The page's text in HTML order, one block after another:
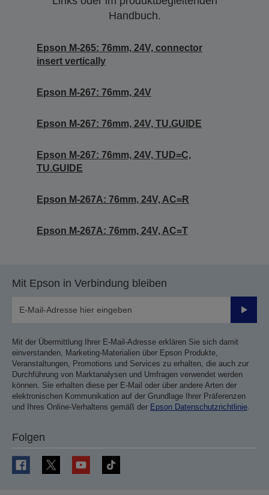
Handbuch.
Epson M-265: 76mm, 24V, connector
insert vertically
Epson M-267: 76mm, 24V
Epson M-267: 76mm, 24V, TU.GUIDE
Epson M-267: 76mm, 24V, TUD=C,
TU.GUIDE
Epson M-267A: 76mm, 24V, AC=R
Epson M-267A: 76mm, 24V, AC=T
Mit Epson in Verbindung bleiben
Mit der Übermittlung Ihrer E-Mail-Adresse erklären Sie sich damit
einverstanden, Marketing-Materialien über Epson Produkte,
Veranstaltungen, Promotions und Services zu erhalten, die auch zur
Durchführung von Marktanalysen und Umfragen verwendet werden
können. Sie erhalten diese per E-Mail oder über andere Arten der
elektronischen Kommunikation auf der Grundlage Ihrer Präferenzen
und Ihres Online-Verhaltens gemäß der Epson Datenschutzrichtlinie.
Folgen